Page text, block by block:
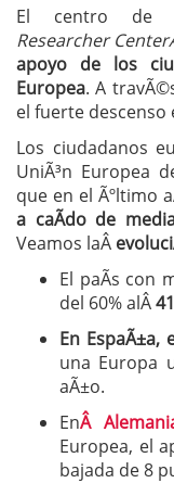
El centro de
Researcher
apoyo de los
Europea. A
el fuerte descenso
Los ciudadanos
UniÃ³n Europea
que en el Ãºltimo
a caÃ­do de
Veamos laÂ
El paÃ­s con
del 60% alÂ
En EspaÃ±a,
una Europa
aÃ±o.
EnÂ
Europea, el
bajada de 8